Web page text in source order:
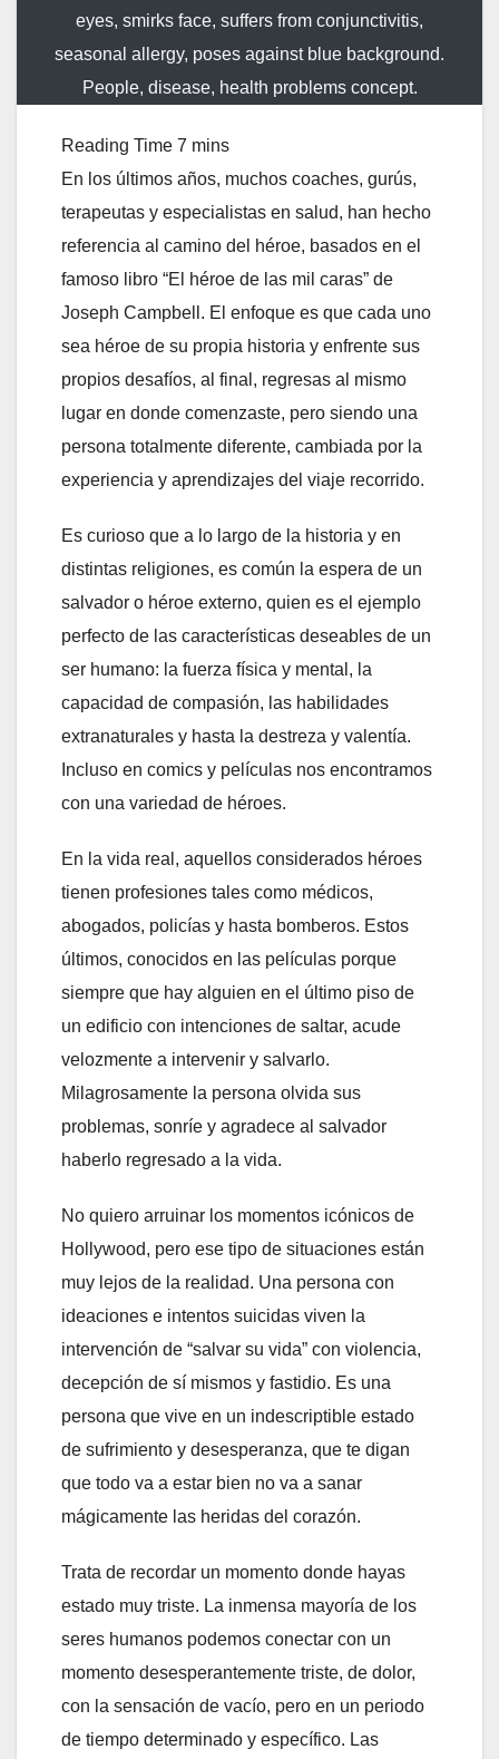
eyes, smirks face, suffers from conjunctivitis,
seasonal allergy, poses against blue background.
People, disease, health problems concept.
En los últimos años, muchos coaches, gurús,
terapeutas y especialistas en salud, han hecho
referencia al camino del héroe, basados en el
famoso libro “El héroe de las mil caras” de
Joseph Campbell. El enfoque es que cada uno
sea héroe de su propia historia y enfrente sus
propios desafíos, al final, regresas al mismo
lugar en donde comenzaste, pero siendo una
persona totalmente diferente, cambiada por la
experiencia y aprendizajes del viaje recorrido.
Es curioso que a lo largo de la historia y en
distintas religiones, es común la espera de un
salvador o héroe externo, quien es el ejemplo
perfecto de las características deseables de un
ser humano: la fuerza física y mental, la
capacidad de compasión, las habilidades
extranaturales y hasta la destreza y valentía.
Incluso en comics y películas nos encontramos
con una variedad de héroes.
En la vida real, aquellos considerados héroes
tienen profesiones tales como médicos,
abogados, policías y hasta bomberos. Estos
últimos, conocidos en las películas porque
siempre que hay alguien en el último piso de
un edificio con intenciones de saltar, acude
velozmente a intervenir y salvarlo.
Milagrosamente la persona olvida sus
problemas, sonríe y agradece al salvador
haberlo regresado a la vida.
No quiero arruinar los momentos icónicos de
Hollywood, pero ese tipo de situaciones están
muy lejos de la realidad. Una persona con
ideaciones e intentos suicidas viven la
intervención de “salvar su vida” con violencia,
decepción de sí mismos y fastidio. Es una
persona que vive en un indescriptible estado
de sufrimiento y desesperanza, que te digan
que todo va a estar bien no va a sanar
mágicamente las heridas del corazón.
Trata de recordar un momento donde hayas
estado muy triste. La inmensa mayoría de los
seres humanos podemos conectar con un
momento desesperantemente triste, de dolor,
con la sensación de vacío, pero en un periodo
de tiempo determinado y específico. Las